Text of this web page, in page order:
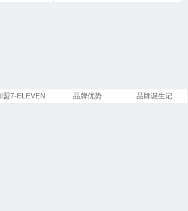
盟7-ELEVEN 品牌优势 品牌诞生记